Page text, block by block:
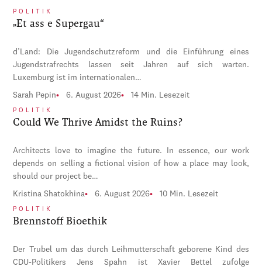
POLITIK
„Et ass e Supergau“
d’Land: Die Jugendschutzreform und die Einführung eines
Jugendstrafrechts lassen seit Jahren auf sich warten.
Luxemburg ist im internationalen…
Sarah Pepin 6. August 2026 14 Min. Lesezeit
POLITIK
Could We Thrive Amidst the Ruins?
Architects love to imagine the future. In essence, our work
depends on selling a fictional vision of how a place may look,
should our project be…
Kristina Shatokhina 6. August 2026 10 Min. Lesezeit
POLITIK
Brennstoff Bioethik
Der Trubel um das durch Leihmutterschaft geborene Kind des
CDU-Politikers Jens Spahn ist Xavier Bettel zufolge